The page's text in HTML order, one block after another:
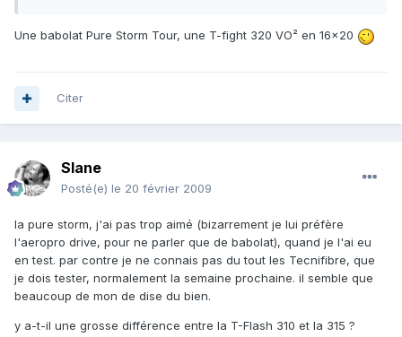
Une babolat Pure Storm Tour, une T-fight 320 VO² en 16x20
Citer
Slane
Posté(e) le 20 février 2009
la pure storm, j'ai pas trop aimé (bizarrement je lui préfère
l'aeropro drive, pour ne parler que de babolat), quand je l'ai eu
en test. par contre je ne connais pas du tout les Tecnifibre, que
je dois tester, normalement la semaine prochaine. il semble que
beaucoup de mon de dise du bien.
y a-t-il une grosse différence entre la T-Flash 310 et la 315 ?